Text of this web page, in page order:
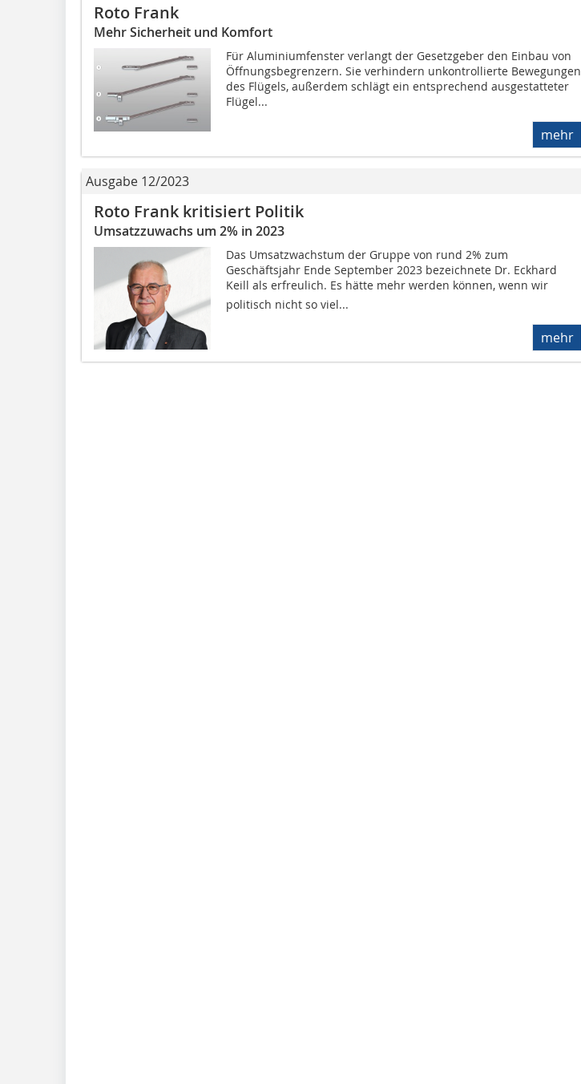
Roto Frank
Mehr Sicherheit und Komfort
Für Aluminiumfenster verlangt der Gesetzgeber den Einbau von
Öffnungsbegrenzern. Sie verhindern unkontrollierte Bewegungen
des Flügels, außerdem schlägt ein entsprechend ausgestatteter
Flügel...
mehr
Ausgabe 12/2023
Roto Frank kritisiert Politik
Umsatzzuwachs um 2% in 2023
Das Umsatzwachstum der Gruppe von rund 2% zum
Geschäftsjahr Ende September 2023 bezeichnete Dr. Eckhard
Keill als erfreulich. Es hätte mehr werden können, wenn wir
politisch nicht so viel...
mehr